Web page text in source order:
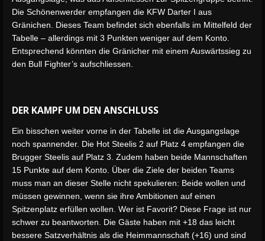
Die Schönenwerder empfangen die KFW Darter I aus
Gränichen. Dieses Team befindet sich ebenfalls im Mittelfeld der
Tabelle – allerdings mit 3 Punkten weniger auf dem Konto.
Entsprechend könnten die Gränicher mit einem Auswärtssieg zu
den Bull Fighter’s aufschliessen.
DER KAMPF UM DEN ANSCHLUSS
Ein bisschen weiter vorne in der Tabelle ist die Ausgangslage
noch spannender. Die Hot Steelis 2 auf Platz 4 empfangen die
Brugger Steelis auf Platz 3. Zudem haben beide Mannschaften
15 Punkte auf dem Konto. Über die Ziele der beiden Teams
muss man an dieser Stelle nicht spekulieren: Beide wollen und
müssen gewinnen, wenn sie ihre Ambitionen auf einen
Spitzenplatz erfüllen wollen. Wer ist Favorit? Diese Frage ist nur
schwer zu beantworten. Die Gäste haben mit +18 das leicht
bessere Satzverhältnis als die Heimmannschaft (+16) und sind